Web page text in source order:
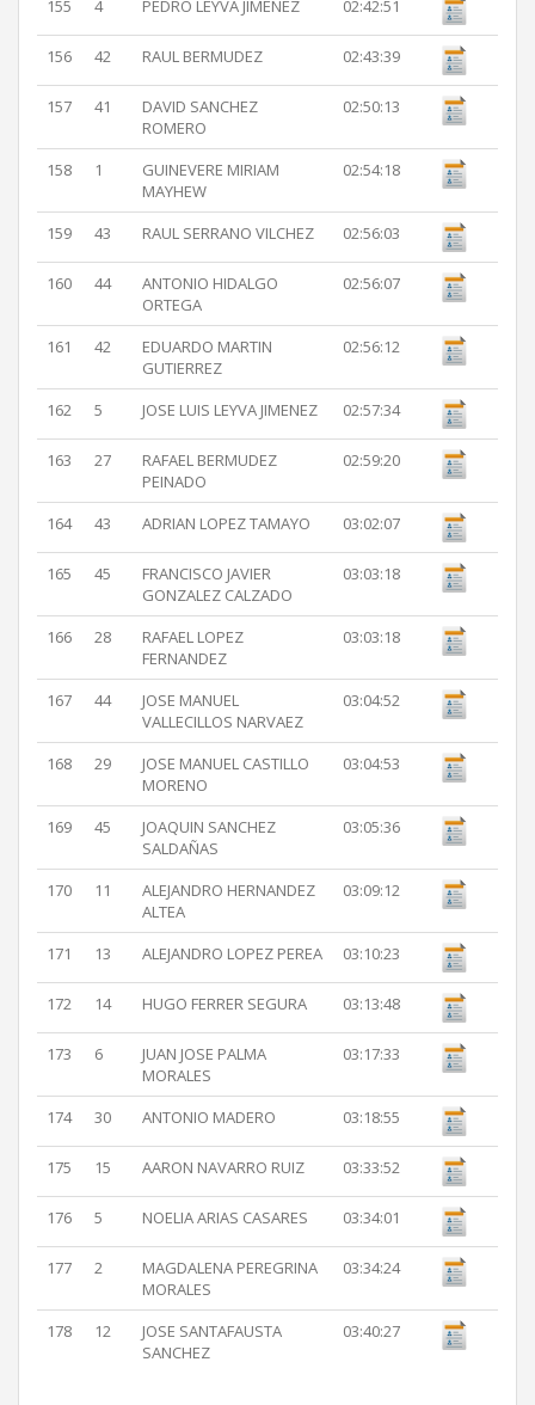
155 4 PEDRO LEYVA JIMENEZ 02:42:51
156 42 RAUL BERMUDEZ 02:43:39
157 41
DAVID SANCHEZ
ROMERO
02:50:13
158 1
GUINEVERE MIRIAM
MAYHEW
02:54:18
159 43 RAUL SERRANO VILCHEZ 02:56:03
160 44
ANTONIO HIDALGO
ORTEGA
02:56:07
161 42
EDUARDO MARTIN
GUTIERREZ
02:56:12
162 5 JOSE LUIS LEYVA JIMENEZ 02:57:34
163 27
RAFAEL BERMUDEZ
PEINADO
02:59:20
164 43 ADRIAN LOPEZ TAMAYO 03:02:07
165 45
FRANCISCO JAVIER
GONZALEZ CALZADO
03:03:18
166 28
RAFAEL LOPEZ
FERNANDEZ
03:03:18
167 44
JOSE MANUEL
VALLECILLOS NARVAEZ
03:04:52
168 29
JOSE MANUEL CASTILLO
MORENO
03:04:53
169 45
JOAQUIN SANCHEZ
SALDAÑAS
03:05:36
170 11
ALEJANDRO HERNANDEZ
ALTEA
03:09:12
171 13 ALEJANDRO LOPEZ PEREA 03:10:23
172 14 HUGO FERRER SEGURA 03:13:48
173 6
JUAN JOSE PALMA
MORALES
03:17:33
174 30 ANTONIO MADERO 03:18:55
175 15 AARON NAVARRO RUIZ 03:33:52
176 5 NOELIA ARIAS CASARES 03:34:01
177 2
MAGDALENA PEREGRINA
MORALES
03:34:24
178 12
JOSE SANTAFAUSTA
SANCHEZ
03:40:27